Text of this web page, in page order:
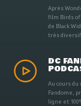
Après
film Birds of
de Black
très
DC
Au cours du
Fandome,
ligne et